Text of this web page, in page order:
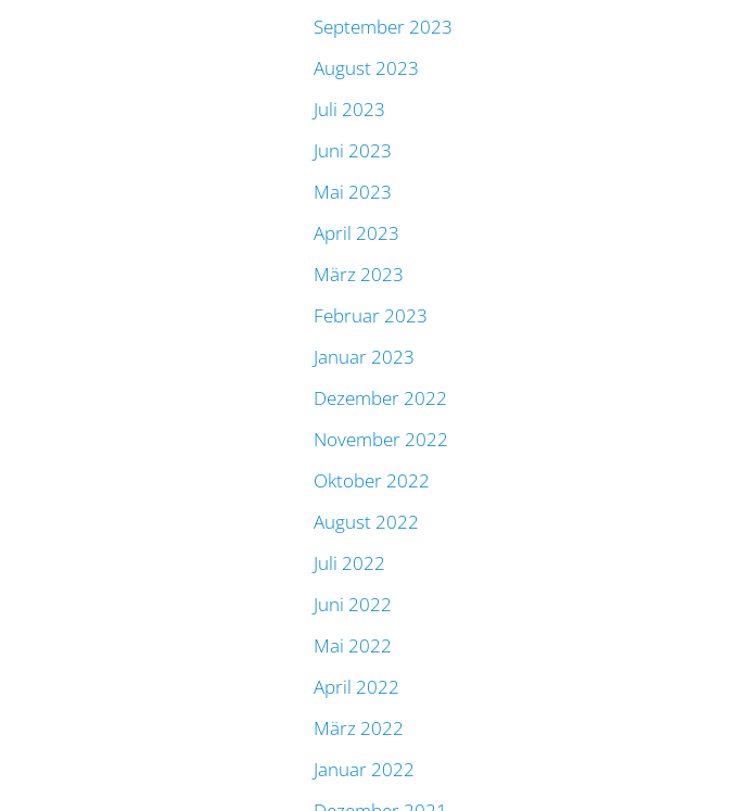
September 2023
August 2023
Juli 2023
Juni 2023
Mai 2023
April 2023
März 2023
Februar 2023
Januar 2023
Dezember 2022
November 2022
Oktober 2022
August 2022
Juli 2022
Juni 2022
Mai 2022
April 2022
März 2022
Januar 2022